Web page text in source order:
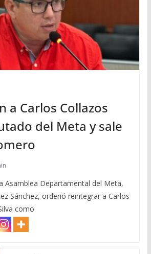
a Carlos Collazos
del Meta y sale
Asamblea Departamental del Meta,
Sánchez, ordenó reintegrar a Carlos
como